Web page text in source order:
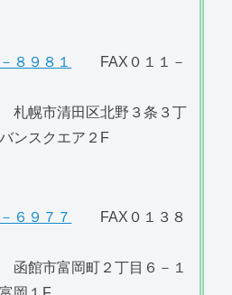
８９８１
FAX０１１－
札幌市清田区北野３条３丁
ンスクエア２F
６９７７
FAX０１３８
館市富岡町２丁目６－１